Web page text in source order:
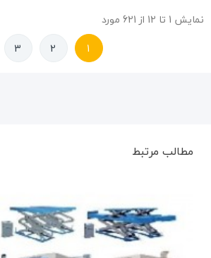
نمایش 1 تا 12 از 621 مورد
1
2
3
مطالب مرتبط